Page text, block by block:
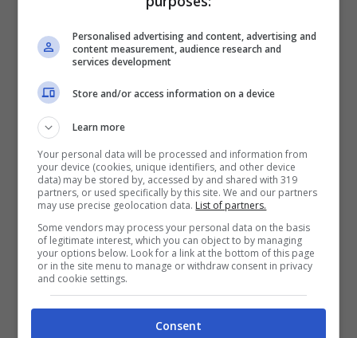
limitandosi a cambiare l’aria alla mattina
presto. L’aria esterna infatti in autunno è
più umida, e proprio l’umidità favorisce la
proliferazione degli acari negli angoli puliti
male e fra lenzuola e materasso.
Personalised advertising and content, advertising and
content measurement, audience research and
services development
Store and/or access information on a device
Learn more
Your personal data will be processed and information from
your device (cookies, unique identifiers, and other device
data) may be stored by, accessed by and shared with 319
partners, or used specifically by this site. We and our partners
may use precise geolocation data. List of partners.
Some vendors may process your personal data on the basis
of legitimate interest, which you can object to by managing
your options below. Look for a link at the bottom of this page
or in the site menu to manage or withdraw consent in privacy
and cookie settings.
Consent